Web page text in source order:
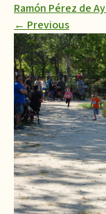
Ramón Pérez de
← Previous